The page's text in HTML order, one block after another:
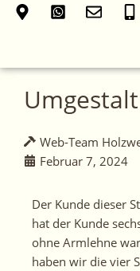
Web-Team
Februar 7, 2024
Der Kunde dieser
hat der Kunde
ohne Armlehne
haben wir die vier